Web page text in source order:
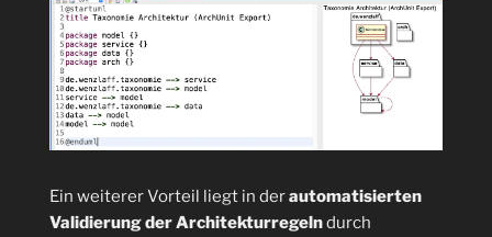
Ein weiterer Vorteil liegt in derautomatisierten
Validierung der Architekturregelndurch